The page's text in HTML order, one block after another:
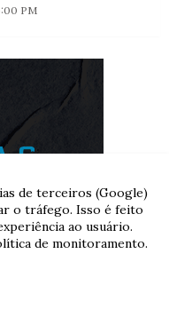
PM
de terceiros (Google)
o tráfego. Isso é feito
ao usuário.
de monitoramento.